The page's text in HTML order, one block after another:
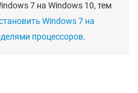
7 на Windows 10, тем
Windows 7 на
процессоров.